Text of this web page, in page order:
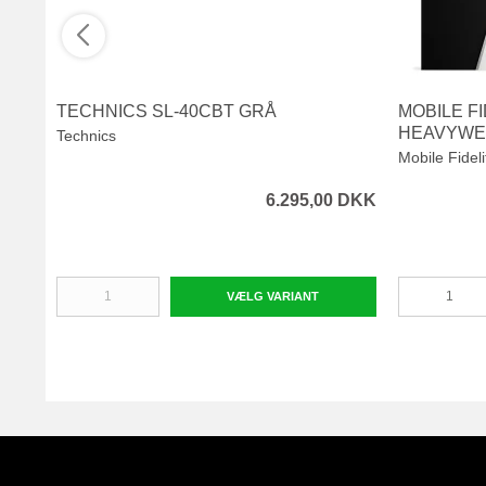
TECHNICS SL-40CBT GRÅ
Technics
6.295,00 DKK
VÆLG VARIANT
MOBILE
Mobile